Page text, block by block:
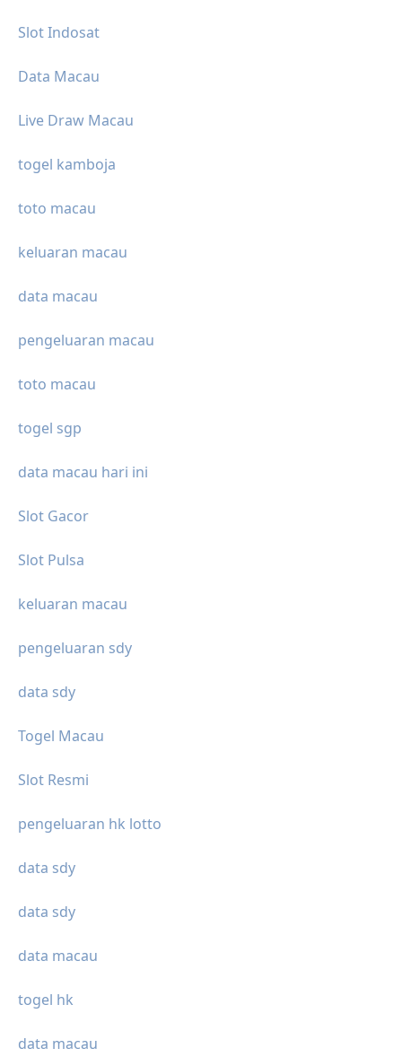
Slot Indosat
Data Macau
Live Draw Macau
togel kamboja
toto macau
keluaran macau
data macau
pengeluaran macau
toto macau
togel sgp
data macau hari ini
Slot Gacor
Slot Pulsa
keluaran macau
pengeluaran sdy
data sdy
Togel Macau
Slot Resmi
pengeluaran hk lotto
data sdy
data sdy
data macau
togel hk
data macau